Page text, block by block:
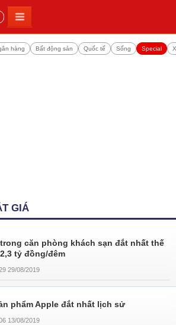
hàng Bất động sản Quốc tế Sống Special
GIÁ
căn phòng khách sạn đắt nhất thế
tỷ đồng/đêm
29/08/2019
phẩm Apple đắt nhất lịch sử
13/08/2019